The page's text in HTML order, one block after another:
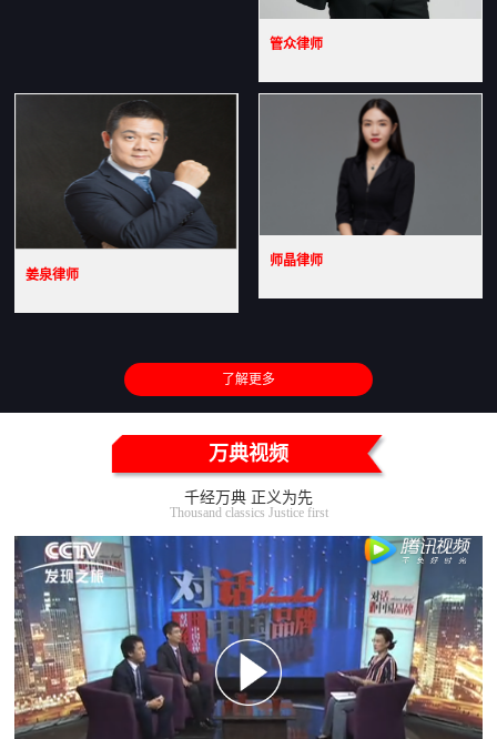
管众律师
姜泉律师
师晶律师
了解更多
万典视频
千经万典 正义为先
Thousand classics Justice first